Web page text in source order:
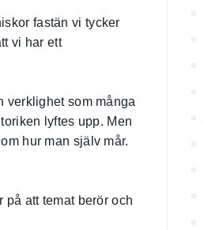
fastän vi tycker
vi har ett
verklighet som många
lyftes upp. Men
hur man själv mår.
att temat berör och